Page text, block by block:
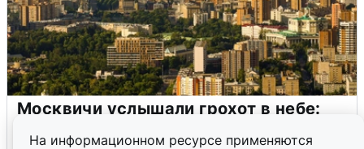
На информационном ресурсе применяются
Москвичи услышали грохот в небе: